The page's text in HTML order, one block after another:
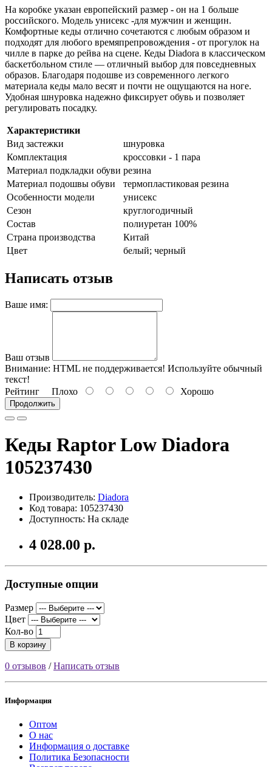
На коробке указан европейский размер - он на 1 больше
российского. Модель унисекс -для мужчин и женщин.
Комфортные кеды отлично сочетаются с любым образом и
подходят для любого времяпрепровождения - от прогулок на
чилле в парке до рейва на сцене. Кеды Diadora в классическом
баскетбольном стиле — отличный выбор для повседневных
образов. Благодаря подошве из современного легкого
материала кеды мало весят и почти не ощущаются на ноге.
Удобная шнуровка надежно фиксирует обувь и позволяет
регулировать посадку.
Характеристики
Вид застежки
шнуровка
Комплектация
кроссовки - 1 пара
Материал подкладки обуви резина
Материал подошвы обуви
термопластиковая резина
Особенности модели
унисекс
Сезон
круглогодичный
Состав
полиуретан 100%
Страна производства
Китай
Цвет
белый; черный
Написать отзыв
Ваше имя:
Ваш отзыв
Внимание: HTML не поддерживается! Используйте обычный
текст!
Рейтинг Плохо Хорошо
Продолжить
Кеды Raptor Low Diadora
105237430
Производитель: Diadora
Код товара: 105237430
Доступность: На складе
4 028.00 р.
Доступные опции
Размер
Цвет
Кол-во
В корзину
0 отзывов /Написать отзыв
Информация
Оптом
О нас
Информация о доставке
Политика Безопасности